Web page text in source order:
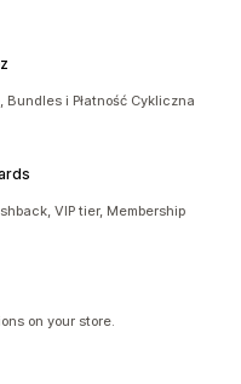
i Płatność Cykliczna
VIP tier, Membership
on your store.